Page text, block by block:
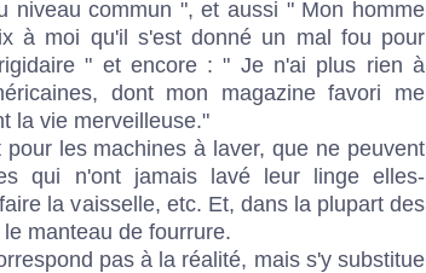
niveau commun ", et aussi " Mon homme
à moi qu'il s'est donné un mal fou pour
" et encore : " Je n'ai plus rien à
dont mon magazine favori me
la vie merveilleuse."
les machines à laver, que ne peuvent
qui n'ont jamais lavé leur linge elles-
la vaisselle, etc. Et, dans la plupart des
manteau de fourrure.
pas à la réalité, mais s'y substitue